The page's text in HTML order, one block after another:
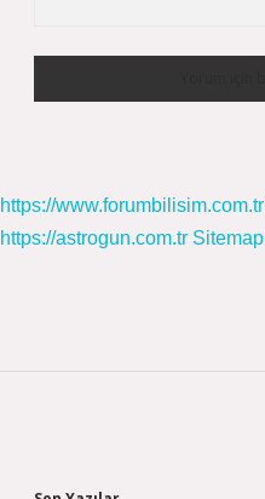
https://www.forumbilisim.com.tr
https://astrogun.com.tr Sitemap